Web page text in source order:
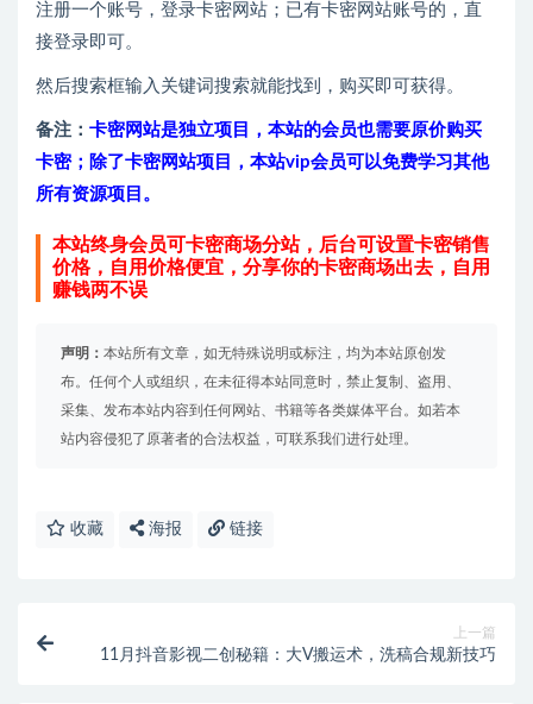
注册一个账号，登录卡密网站；已有卡密网站账号的，直
接登录即可。
然后搜索框输入关键词搜索就能找到，购买即可获得。
备注： 卡密网站是独立项目，本站的会员也需要原价购买
卡密；除了卡密网站项目，本站vip会员可以免费学习其他
所有资源项目。
本站终身会员可卡密商场分站，后台可设置卡密销售
价格，自用价格便宜，分享你的卡密商场出去，自用
赚钱两不误
声明： 本站所有文章，如无特殊说明或标注，均为本站原创发
布。任何个人或组织，在未征得本站同意时，禁止复制、盗用、
采集、发布本站内容到任何网站、书籍等各类媒体平台。如若本
站内容侵犯了原著者的合法权益，可联系我们进行处理。
收藏 海报 链接
上一篇
11月抖音影视二创秘籍：大V搬运术，洗稿合规新技巧